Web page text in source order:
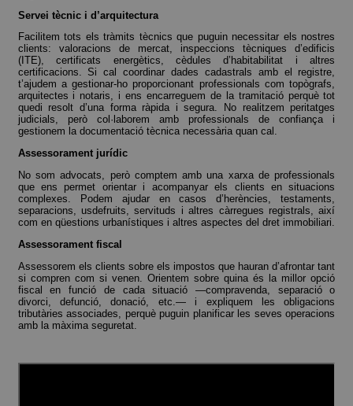
Servei tècnic i d’arquitectura
Facilitem tots els tràmits tècnics que puguin necessitar els nostres
clients: valoracions de mercat, inspeccions tècniques d’edificis
(ITE), certificats energètics, cèdules d’habitabilitat i altres
certificacions. Si cal coordinar dades cadastrals amb el registre,
t’ajudem a gestionar-ho proporcionant professionals com topògrafs,
arquitectes i notaris, i ens encarreguem de la tramitació perquè tot
quedi resolt d’una forma ràpida i segura. No realitzem peritatges
judicials, però col·laborem amb professionals de confiança i
gestionem la documentació tècnica necessària quan cal.
Assessorament jurídic
No som advocats, però comptem amb una xarxa de professionals
que ens permet orientar i acompanyar els clients en situacions
complexes. Podem ajudar en casos d’herències, testaments,
separacions, usdefruits, servituds i altres càrregues registrals, així
com en qüestions urbanístiques i altres aspectes del dret immobiliari.
Assessorament fiscal
Assessorem els clients sobre els impostos que hauran d’afrontar tant
si compren com si venen. Orientem sobre quina és la millor opció
fiscal en funció de cada situació —compravenda, separació o
divorci, defunció, donació, etc.— i expliquem les obligacions
tributàries associades, perquè puguin planificar les seves operacions
amb la màxima seguretat.